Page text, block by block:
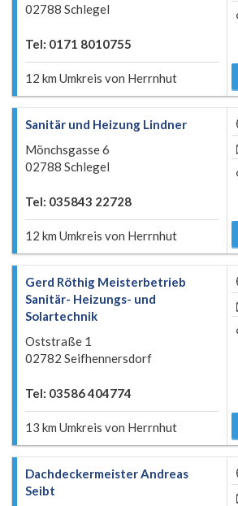
02788 Schlegel
Tel: 0171 8010755
12 km Umkreis von Herrnhut
Sanitär und Heizung Lindner
Mönchsgasse 6
02788 Schlegel
Tel: 035843 22728
12 km Umkreis von Herrnhut
Gerd Röthig Meisterbetrieb
Sanitär- Heizungs- und
Solartechnik
Oststraße 1
02782 Seifhennersdorf
Tel: 03586 404774
13 km Umkreis von Herrnhut
Dachdeckermeister Andreas
Seibt